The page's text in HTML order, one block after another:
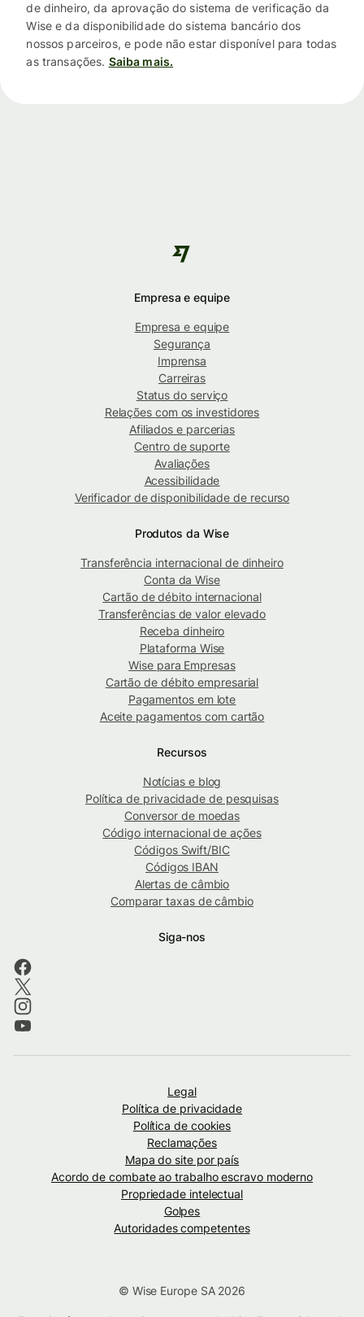
de dinheiro, da aprovação do sistema de verificação da
Wise e da disponibilidade do sistema bancário dos
nossos parceiros, e pode não estar disponível para todas
as transações. Saiba mais.
Empresa e equipe
Empresa e equipe
Segurança
Imprensa
Carreiras
Status do serviço
Relações com os investidores
Afiliados e parcerias
Centro de suporte
Avaliações
Acessibilidade
Verificador de disponibilidade de recurso
Produtos da Wise
Transferência internacional de dinheiro
Conta da Wise
Cartão de débito internacional
Transferências de valor elevado
Receba dinheiro
Plataforma Wise
Wise para Empresas
Cartão de débito empresarial
Pagamentos em lote
Aceite pagamentos com cartão
Recursos
Notícias e blog
Política de privacidade de pesquisas
Conversor de moedas
Código internacional de ações
Códigos Swift/BIC
Códigos IBAN
Alertas de câmbio
Comparar taxas de câmbio
Siga-nos
Legal
Política de privacidade
Política de cookies
Reclamações
Mapa do site por país
Acordo de combate ao trabalho escravo moderno
Propriedade intelectual
Golpes
Autoridades competentes
© Wise Europe SA 2026